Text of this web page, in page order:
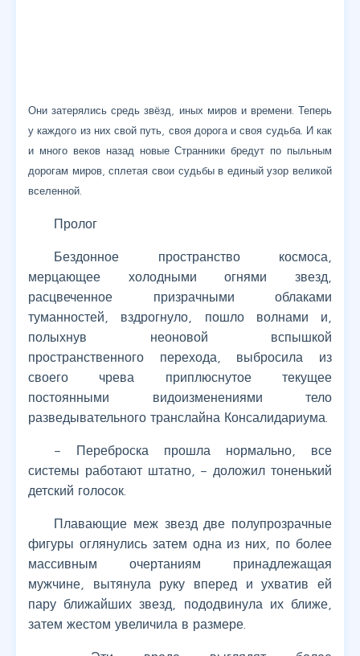
Они затерялись средь звёзд, иных миров и времени. Теперь
у каждого из них свой путь, своя дорога и своя судьба. И как
и много веков назад новые Странники бредут по пыльным
дорогам миров, сплетая свои судьбы в единый узор великой
вселенной.
Пролог
Бездонное пространство космоса,
мерцающее холодными огнями звезд,
расцвеченное призрачными облаками
туманностей, вздрогнуло, пошло волнами и,
полыхнув неоновой вспышкой
пространственного перехода, выбросила из
своего чрева приплюснутое текущее
постоянными видоизменениями тело
разведывательного транслайна Консалидариума.
– Переброска прошла нормально, все
системы работают штатно, – доложил тоненький
детский голосок.
Плавающие меж звезд две полупрозрачные
фигуры оглянулись затем одна из них, по более
массивным очертаниям принадлежащая
мужчине, вытянула руку вперед и ухватив ей
пару ближайших звезд, пододвинула их ближе,
затем жестом увеличила в размере.